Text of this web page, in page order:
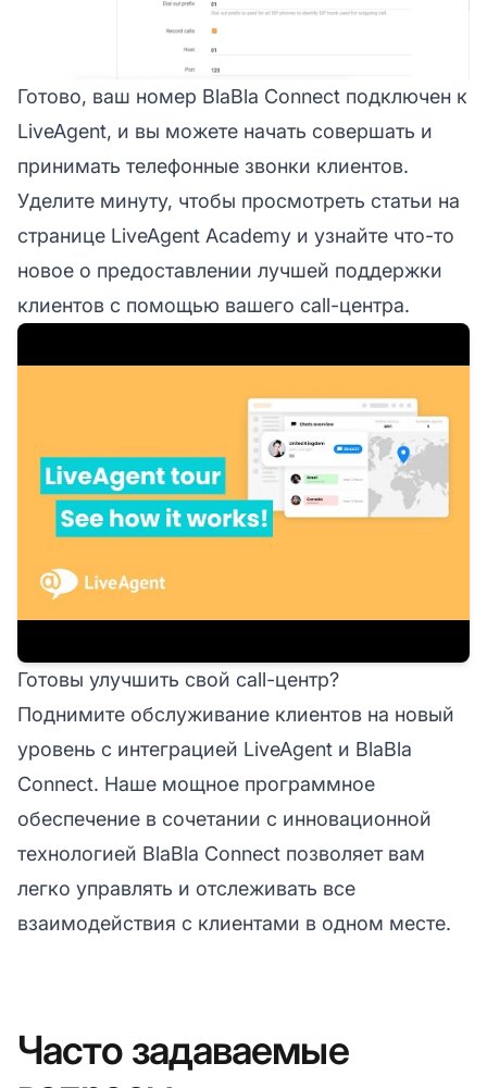
Готово, ваш номер BlaBla Connect подключен к
LiveAgent, и вы можете начать совершать и
принимать телефонные звонки клиентов.
Уделите минуту, чтобы просмотреть статьи на
странице LiveAgent Academy и узнайте что-то
новое о предоставлении лучшей поддержки
клиентов с помощью вашего call-центра.
Готовы улучшить свой call-центр?
Поднимите обслуживание клиентов на новый
уровень с интеграцией LiveAgent и BlaBla
Connect. Наше мощное программное
обеспечение в сочетании с инновационной
технологией BlaBla Connect позволяет вам
легко управлять и отслеживать все
взаимодействия с клиентами в одном месте.
Часто задаваемые